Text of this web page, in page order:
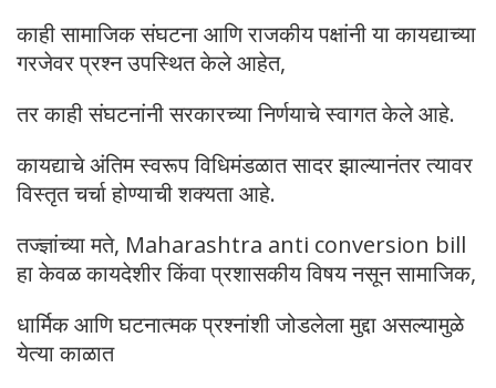
काही सामाजिक संघटना आणि राजकीय पक्षांनी या कायद्याच्या
गरजेवर प्रश्न उपस्थित केले आहेत,
तर काही संघटनांनी सरकारच्या निर्णयाचे स्वागत केले आहे.
कायद्याचे अंतिम स्वरूप विधिमंडळात सादर झाल्यानंतर त्यावर
विस्तृत चर्चा होण्याची शक्यता आहे.
तज्ज्ञांच्या मते, Maharashtra anti conversion bill
हा केवळ कायदेशीर किंवा प्रशासकीय विषय नसून सामाजिक,
धार्मिक आणि घटनात्मक प्रश्नांशी जोडलेला मुद्दा असल्यामुळे
येत्या काळात